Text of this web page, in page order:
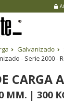
Galvanizado
- Serie 2000 -
CARGA
MM. | 300